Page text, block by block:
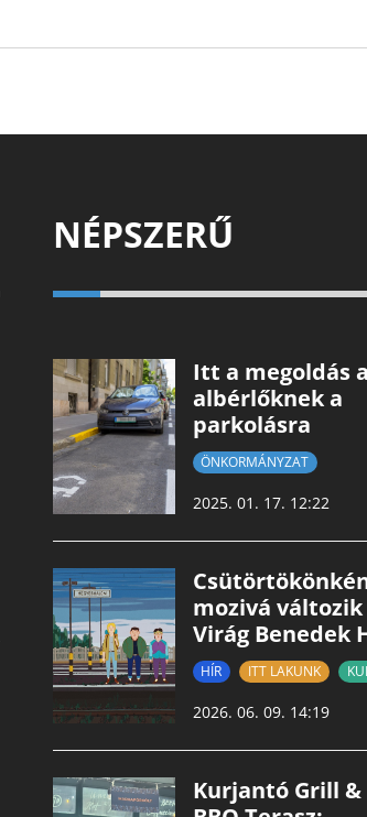
NÉPSZERŰ
Itt a megoldás
albérlőknek a
parkolásra
ÖNKORMÁNYZAT
2025. 01. 17. 12:22
mozivá változik
Virág Benedek
HÍR ITT LAKUNK
2026. 06. 09. 14:19
Kurjantó Grill &